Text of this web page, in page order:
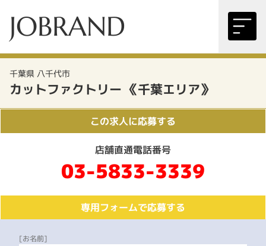
JOBRAND
千葉県 八千代市
カットファクトリー 《千葉エリア》
この求人に応募する
店舗直通電話番号
03-5833-3339
専用フォームで応募する
[お名前]